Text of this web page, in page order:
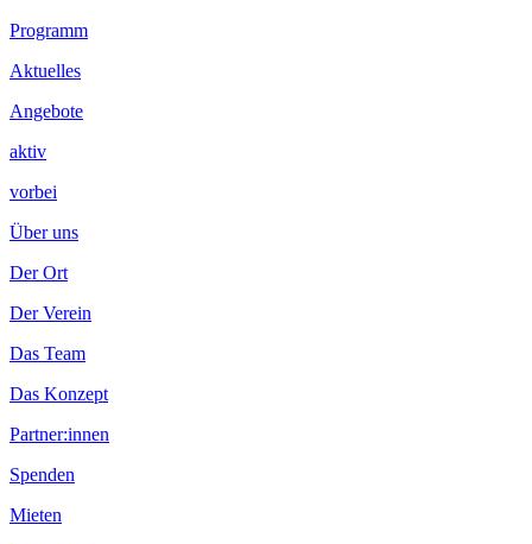
Programm
Aktuelles
Angebote
aktiv
vorbei
Über uns
Der Ort
Der Verein
Das Team
Das Konzept
Partner:innen
Spenden
Mieten